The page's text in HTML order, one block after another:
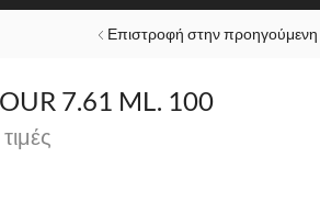
Επιστροφή στην προηγούμενη
7.61 ML. 100